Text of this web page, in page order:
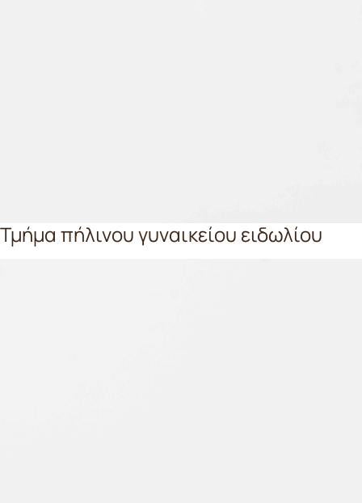
Τμήμα πήλινου γυναικείου ειδωλίου